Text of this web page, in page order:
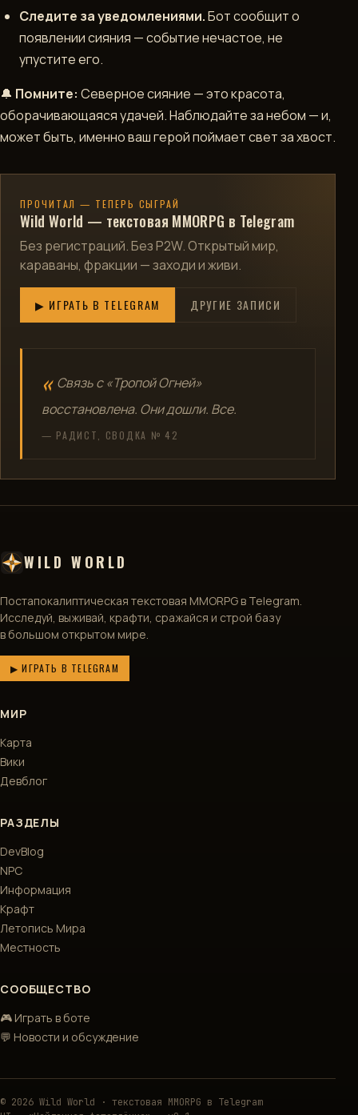
Следите за уведомлениями.Бот сообщит о
появлении сияния — событие нечастое, не
упустите его.
🔔 Помните: Северное сияние — это красота,
оборачивающаяся удачей. Наблюдайте за небом — и,
может быть, именно ваш герой поймает свет за хвост.
ПРОЧИТАЛ — ТЕПЕРЬ СЫГРАЙ
Wild World — текстовая MMORPG в Telegram
Без регистраций. Без P2W. Открытый мир,
караваны, фракции — заходи и живи.
▶ ИГРАТЬ В TELEGRAM ДРУГИЕ ЗАПИСИ
Связь с «Тропой Огней»
восстановлена. Они дошли. Все.
— РАДИСТ, СВОДКА № 42
WILD WORLD
Постапокалиптическая текстовая MMORPG в Telegram.
Исследуй, выживай, крафти, сражайся и строй базу
в большом открытом мире.
▶ ИГРАТЬ В TELEGRAM
МИР
Карта
Вики
Девблог
РАЗДЕЛЫ
DevBlog
NPC
Информация
Крафт
Летопись Мира
Местность
СООБЩЕСТВО
🎮 Играть в боте
💬 Новости и обсуждение
© 2026 Wild World · текстовая MMORPG в Telegram